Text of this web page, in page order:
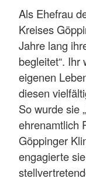
Als Ehefrau
Kreises
Jahre lang
begleitet“.
eigenen
diesen
So wurde sie
ehrenamtlich
Göppinger
engagierte